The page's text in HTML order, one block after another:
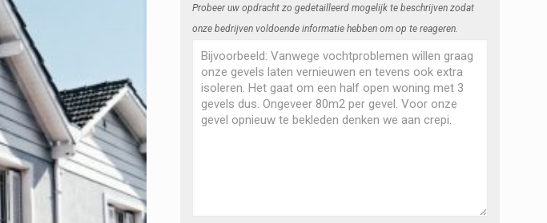
Probeer uw opdracht zo gedetailleerd mogelijk te beschrijven zodat
onze bedrijven voldoende informatie hebben om op te reageren.